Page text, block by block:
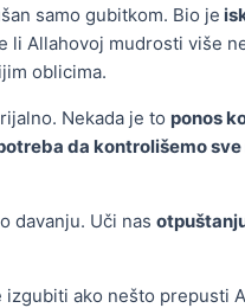
samo gubitkom. Bio je
li Allahovoj mudrosti više
oblicima.
Nekada je to ponos
da kontrolišemo
davanju. Uči nas
ako nešto prepusti